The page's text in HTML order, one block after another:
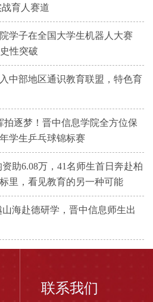
育人赛道
学子在全国大学生机器人大赛
性突破
中部地区通识教育联盟，特色育
拍逐梦！晋中信息学院全方位保
学生乒乓球锦标赛
助6.08万，41名师生首日奔赴柏
里，看见教育的另一种可能
海赴德研学，晋中信息师生出
联系我们